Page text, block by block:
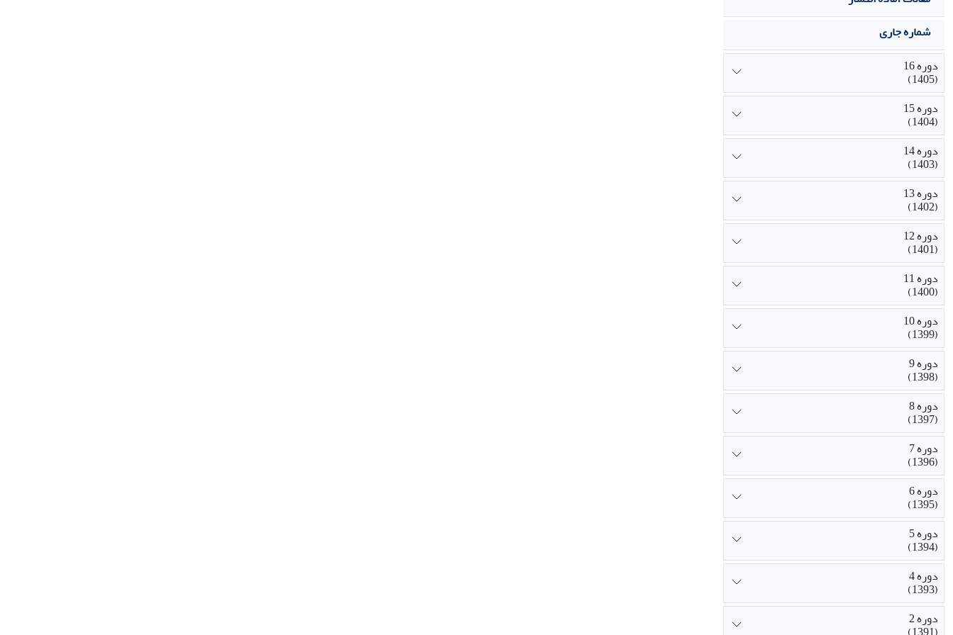
شماره جاری
دوره 16
(1405)
دوره 15
(1404)
دوره 14
(1403)
دوره 13
(1402)
دوره 12
(1401)
دوره 11
(1400)
دوره 10
(1399)
دوره 9
(1398)
دوره 8
(1397)
دوره 7
(1396)
دوره 6
(1395)
دوره 5
(1394)
دوره 4
(1393)
دوره 2